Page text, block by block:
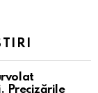
Precizările